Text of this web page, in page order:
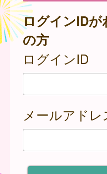
ログインIDが
の方
ログインID
メールアドレ